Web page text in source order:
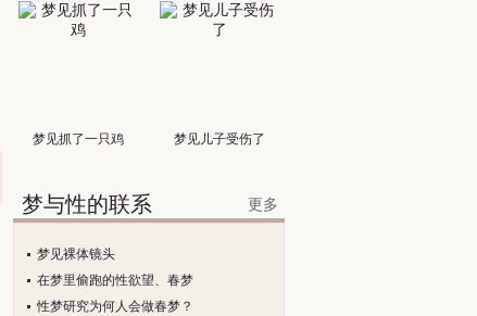
的小男婴
梦见抓了一只鸡 梦见儿子受伤了
梦与性的联系 更多
梦见裸体镜头
在梦里偷跑的性欲望、春梦
性梦研究为何人会做春梦？